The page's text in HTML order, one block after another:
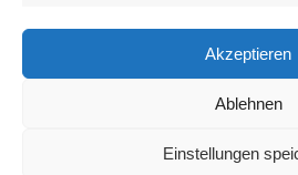
Akzeptieren
Ablehnen
Einstellungen